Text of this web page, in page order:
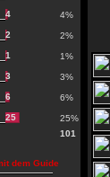
4
4%
2
2%
1
1%
3
3%
6
6%
25
25%
101
dem Guide